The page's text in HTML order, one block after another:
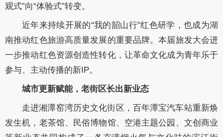
观式”向“体验式”转变。
近年来持续开展的“我的韶山行”红色研学，也成为湖
南推动红色旅游高质量发展的重要品牌。本届旅发大会进
一步推动红色资源创造性转化，让革命文化成为青年乐于
参与、主动传播的新IP。
城市更新赋能，老街区长出新业态
走进湘潭窑湾历史文化街区，百年潭宝汽车站重新焕
发生机，老茶馆、民俗博物馆、空港主题公园、文创商业